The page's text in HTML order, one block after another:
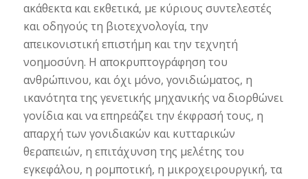
ακάθεκτα και εκθετικά, με κύριους συντελεστές
και οδηγούς τη βιοτεχνολογία, την
απεικονιστική επιστήμη και την τεχνητή
νοημοσύνη. Η αποκρυπτογράφηση του
ανθρώπινου, και όχι μόνο, γονιδιώματος, η
ικανότητα της γενετικής μηχανικής να διορθώνει
γονίδια και να επηρεάζει την έκφρασή τους, η
απαρχή των γονιδιακών και κυτταρικών
θεραπειών, η επιτάχυνση της μελέτης του
εγκεφάλου, η ρομποτική, η μικροχειρουργική, τα